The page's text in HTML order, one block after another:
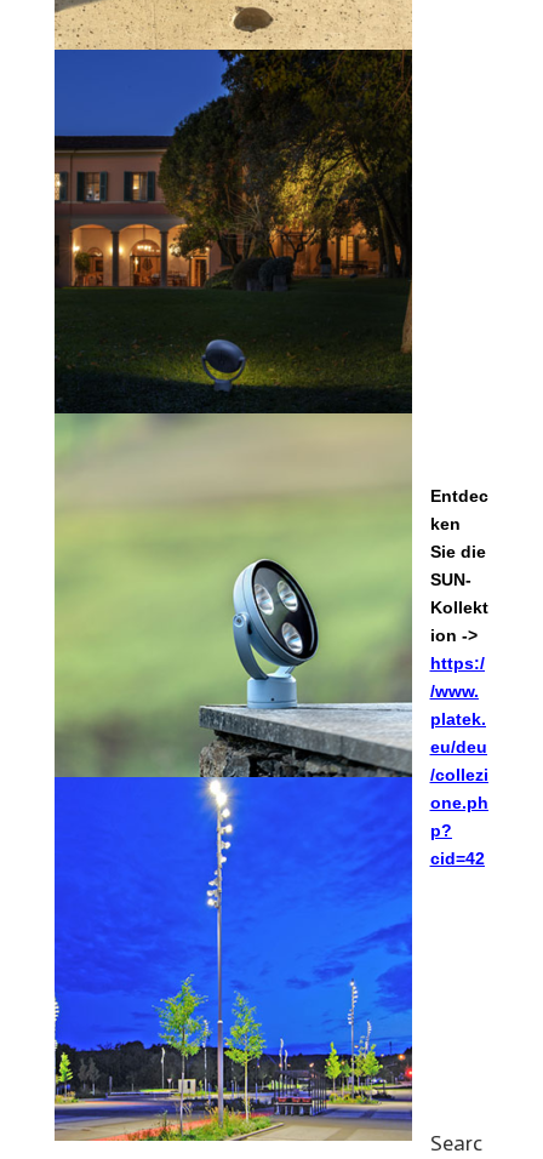
Entdec
ken
Sie die
SUN-
Kollekt
ion ->
https:/
/www.
platek.
eu/deu
/collezi
one.ph
p?
cid=42
Searc